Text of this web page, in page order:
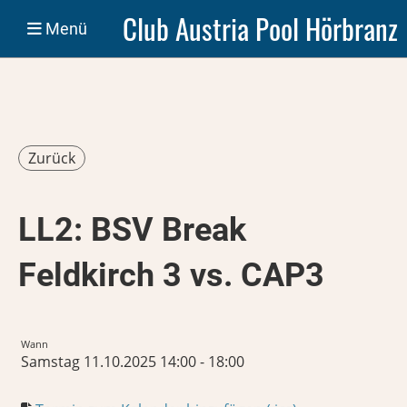
Club Austria Pool Hörbranz
Menü
Zurück
LL2: BSV Break
Feldkirch 3 vs. CAP3
Wann
Samstag 11.10.2025 14:00 - 18:00